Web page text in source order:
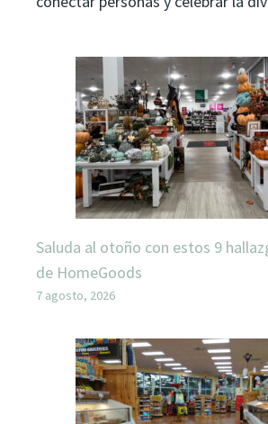
Saluda al otoño con estos 9
de HomeGoods
7 agosto, 2026